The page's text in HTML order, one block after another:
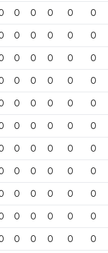
0 0 0 0 0
0 0 0 0 0
0 0 0 0 0
0 0 0 0 0
0 0 0 0 0
0 0 0 0 0
0 0 0 0 0
0 0 0 0 0
0 0 0 0 0
0 0 0 0 0
0 0 0 0 0